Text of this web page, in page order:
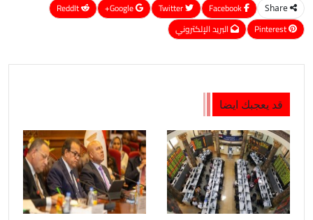
Share
Google+
ReddIt
Pinterest
البريد الإلكتروني
قد يعجبك ايضا